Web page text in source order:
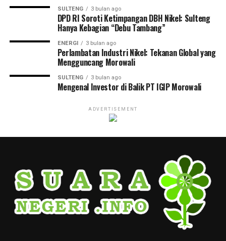
SULTENG 3 bulan ago
DPD RI Soroti Ketimpangan DBH Nikel: Sulteng
Hanya Kebagian “Debu Tambang”
ENERGI 3 bulan ago
Perlambatan Industri Nikel: Tekanan Global yang
Mengguncang Morowali
SULTENG 3 bulan ago
Mengenal Investor di Balik PT IGIP Morowali
ADVERTISEMENT